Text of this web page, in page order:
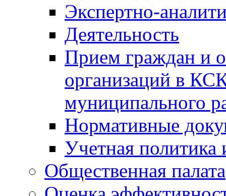
Экспертно-
Деятельность
Прием граждан и
организаций в
муниципального
Нормативные
Учетная политика
Общественная палата